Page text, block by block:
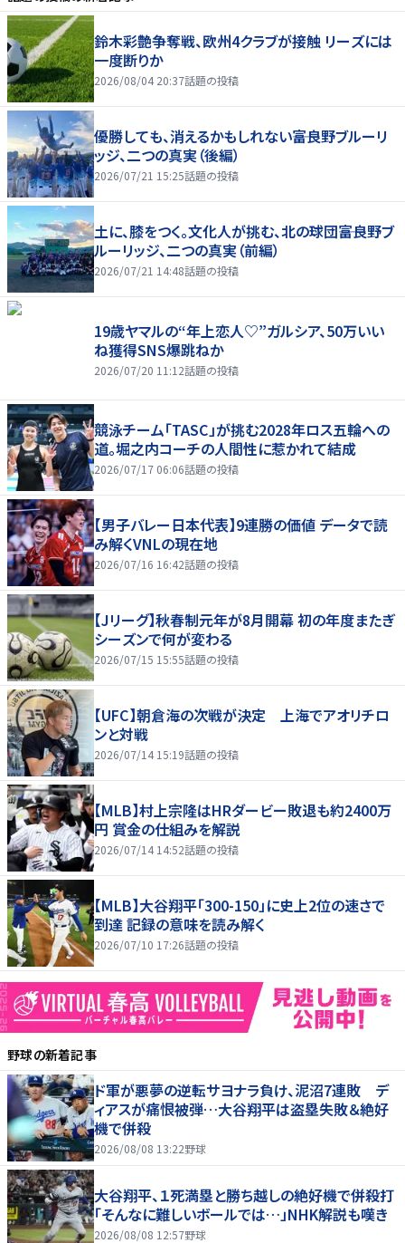
鈴木彩艶争奪戦、欧州4クラブが接触 リーズには
一度断りか
2026/08/04 20:37話題の投稿
優勝しても、消えるかもしれない――富良野ブルーリ
ッジ、二つの真実（後編）
2026/07/21 15:25話題の投稿
土に、膝をつく。文化人が挑む、北の球団――富良野ブ
ルーリッジ、二つの真実（前編）
2026/07/21 14:48話題の投稿
19歳ヤマルの“年上恋人♡”ガルシア、50万いい
ね獲得SNS爆跳ねか
2026/07/20 11:12話題の投稿
競泳チーム「TASC」が挑む2028年ロス五輪への
道。堀之内コーチの人間性に惹かれて結成
2026/07/17 06:06話題の投稿
【男子バレー日本代表】9連勝の価値 データで読
み解くVNLの現在地
2026/07/16 16:42話題の投稿
【Jリーグ】秋春制元年が8月開幕 初の年度またぎ
シーズンで何が変わる
2026/07/15 15:55話題の投稿
【UFC】朝倉海の次戦が決定 上海でアオリチロ
ンと対戦
2026/07/14 15:19話題の投稿
【MLB】村上宗隆はHRダービー敗退も約2400万
円 賞金の仕組みを解説
2026/07/14 14:52話題の投稿
【MLB】大谷翔平「300-150」に史上2位の速さで
到達 記録の意味を読み解く
2026/07/10 17:26話題の投稿
野球の新着記事
ド軍が悪夢の逆転サヨナラ負け、泥沼7連敗 デ
ィアスが痛恨被弾…大谷翔平は盗塁失敗＆絶好
機で併殺
2026/08/08 13:22野球
大谷翔平、１死満塁と勝ち越しの絶好機で併殺打
「そんなに難しいボールでは…」NHK解説も嘆き
2026/08/08 12:57野球